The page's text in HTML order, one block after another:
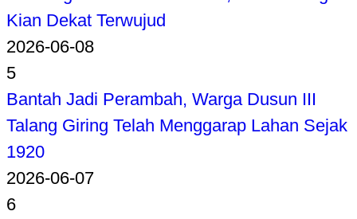
Kian Dekat Terwujud
2026-06-08
5
Bantah Jadi Perambah, Warga Dusun III
Talang Giring Telah Menggarap Lahan Sejak
1920
2026-06-07
6